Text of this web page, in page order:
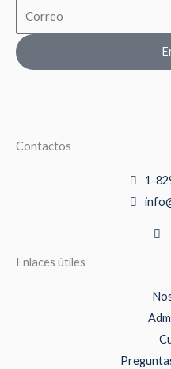
Contactos
1-
Enlaces útiles